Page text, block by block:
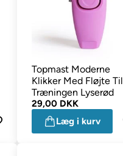
Topmast Moderne
Klikker Med Fløjte Til
Træningen Lyserød
29,00 DKK
Læg i kurv